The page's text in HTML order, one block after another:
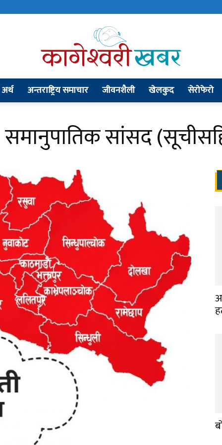
kageshworikhabar.com
अर्थ अन्तराष्ट्रिय समाचार जीवनशैली खेलकुद सेराेफेराे
समानुपातिक सांसद